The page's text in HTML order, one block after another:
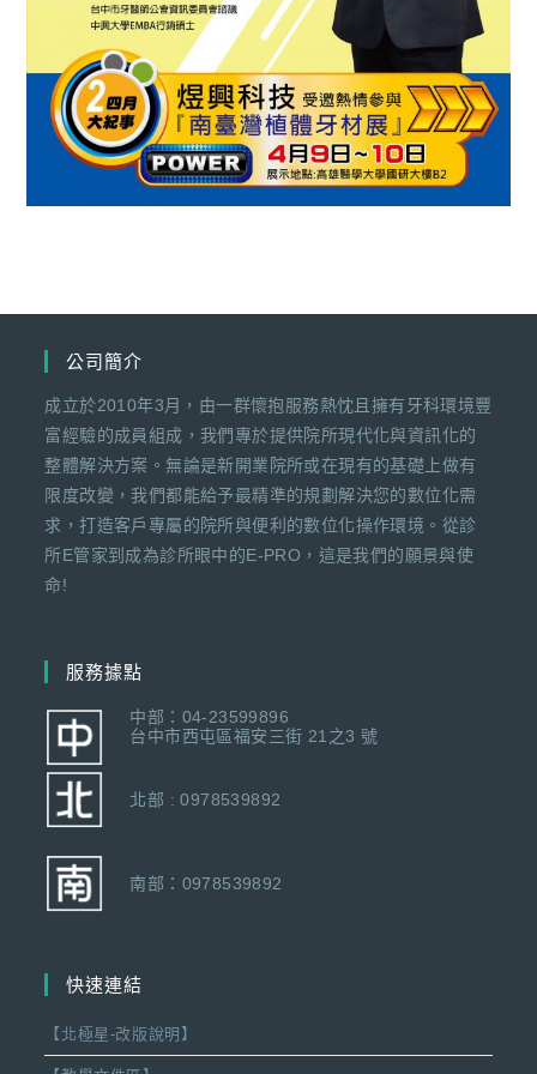
公司簡介
成立於2010年3月，由一群懷抱服務熱忱且擁有牙科環境豐
富經驗的成員組成，我們專於提供院所現代化與資訊化的
整體解決方案。無論是新開業院所或在現有的基礎上做有
限度改變，我們都能給予最精準的規劃解決您的數位化需
求，打造客戶專屬的院所與便利的數位化操作環境。從診
所E管家到成為診所眼中的E-PRO，這是我們的願景與使
命!
服務據點
中部：04-23599896
台中市西屯區福安三街 21之3 號
北部 : 0978539892
南部：0978539892
快速連結
【北極星-改版說明】